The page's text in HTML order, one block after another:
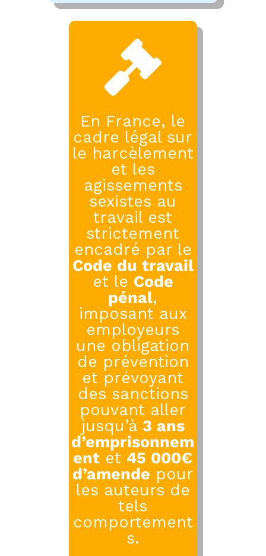

En France, le
cadre légal sur
le harcèlement
et les
agissements
sexistes au
travail est
strictement
encadré par le
Code du travail
et le Code
pénal,
imposant aux
employeurs
une obligation
de prévention
et prévoyant
des sanctions
pouvant aller
jusqu’à 3 ans
d’emprisonnem
ent et 45 000€
d’amende pour
les auteurs de
tels
comportement
s.